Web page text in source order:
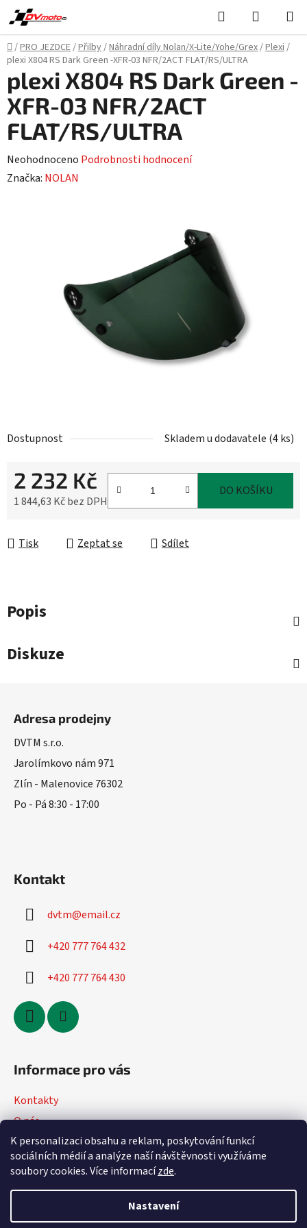
K personalizaci obsahu a reklam, poskytování funkcí
sociálních médií a analýze naší návštěvnosti využíváme
soubory cookies. Více informacízde.
Nastavení
Přejít
na
obsah
Hledat
KOŠÍK
Domů
/PRO JEZDCE/Přilby/Náhradní díly Nolan/X-Lite/Yohe/Grex/Plexi/
plexi X804 RS Dark Green -XFR-03 NFR/2ACT FLAT/RS/ULTRA
Dostupnost Skladem u dodavatele (4 ks)
2 232 Kč
1 844,63 Kč bez DPH
DO KOŠÍKU
Tisk Zeptat se Sdílet
plexi X804 RS Dark Green -
XFR-03 NFR/2ACT
FLAT/RS/ULTRA
Průměrné
hodnocení
Neohodnoceno Podrobnosti hodnocení
Značka: NOLAN
Popis
Diskuze
Adresa prodejny
DVTM s.r.o.
Jarolímkovo nám 971
Zlín - Malenovice 76302
Po - Pá 8:30 - 17:00
Kontakt
dvtm@email.cz
+420 777 764 432
+420 777 764 430
Informace pro vás
Kontakty
O nás
Jak nakupovat
Obchodní podmínky